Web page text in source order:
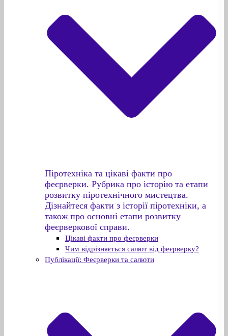
Піротехніка та цікаві факти про
феєрверки. Рубрика про історію та етапи
розвитку піротехнічного мистецтва.
Дізнайтеся факти з історії піротехніки, а
також про основні етапи розвитку
феєрверкової справи.
Цікаві факти про феєрверки
Чим відрізняється салют від феєрверку?
Публікації: Феєрверки та салюти